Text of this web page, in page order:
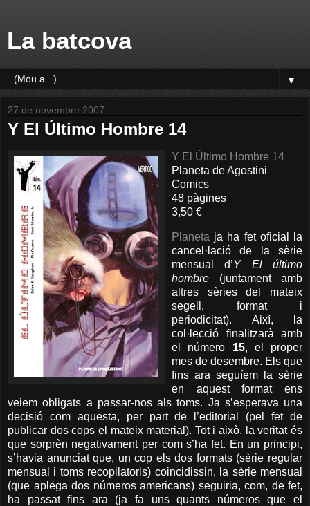
La batcova
▼
27 de novembre 2007
Y El Último Hombre 14
Y El Último Hombre 14
Planeta de Agostini
Comics
48 pàgines
3,50 €
Planeta ja ha fet oficial la
cancel·lació de la sèrie
mensual d’Y El último
hombre (juntament amb
altres sèries del mateix
segell, format i
periodicitat). Així, la
col·lecció finalitzarà amb
el número 15, el proper
mes de desembre. Els que
fins ara seguíem la sèrie
en aquest format ens
veiem obligats a passar-nos als toms. Ja s’esperava una
decisió com aquesta, per part de l’editorial (pel fet de
publicar dos cops el mateix material). Tot i això, la veritat és
que sorprèn negativament per com s’ha fet. En un principi,
s’havia anunciat que, un cop els dos formats (sèrie regular
mensual i toms recopilatoris) coincidissin, la sèrie mensual
(que aplega dos números americans) seguiria, com, de fet,
ha passat fins ara (ja fa uns quants números que el